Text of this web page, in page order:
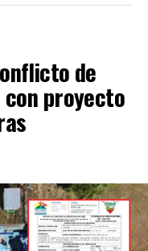
de
proyecto